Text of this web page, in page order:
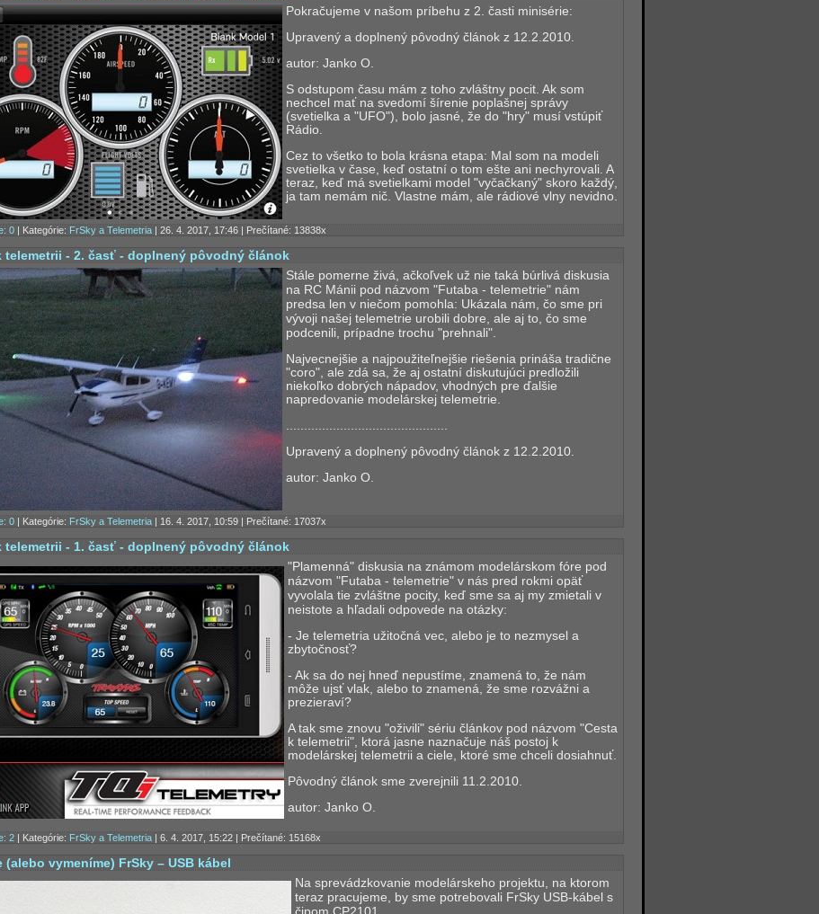
Pokračujeme v našom príbehu z 2. časti minisérie:
Upravený a doplnený pôvodný článok z 12.2.2010.
autor: Janko O.
S odstupom času mám z toho zvláštny pocit. Ak som
nechcel mať na svedomí šírenie poplašnej správy
(svetielka a "UFO"), bolo jasné, že do "hry" musí vstúpiť
Rádio.
Cez to všetko to bola krásna etapa: Mal som na modeli
svetielka v čase, keď ostatní o tom ešte ani nechyrovali. A
teraz, keď má svetielkami model "vyčačkaný" skoro každý,
ja tam nemám nič. Vlastne mám, ale rádiové vlny nevidno.
0 | Kategórie: FrSky a Telemetria | 26. 4. 2017, 17:46 | Prečítané: 13838x
telemetrii - 2. časť - doplnený pôvodný článok
Stále pomerne živá, ačkoľvek už nie taká búrlivá diskusia
na RC Mánii pod názvom "Futaba - telemetrie" nám
predsa len v niečom pomohla: Ukázala nám, čo sme pri
vývoji našej telemetrie urobili dobre, ale aj to, čo sme
podcenili, prípadne trochu "prehnali".
Najvecnejšie a najpoužiteľnejšie riešenia prináša tradične
"coro", ale zdá sa, že aj ostatní diskutujúci predložili
niekoľko dobrých nápadov, vhodných pre ďalšie
napredovanie modelárskej telemetrie.
.............................................
Upravený a doplnený pôvodný článok z 12.2.2010.
autor: Janko O.
0 | Kategórie: FrSky a Telemetria | 16. 4. 2017, 10:59 | Prečítané: 17037x
telemetrii - 1. časť - doplnený pôvodný článok
"Plamenná" diskusia na známom modelárskom fóre pod
názvom "Futaba - telemetrie" v nás pred rokmi opäť
vyvolala tie zvláštne pocity, keď sme sa aj my zmietali v
neistote a hľadali odpovede na otázky:
- Je telemetria užitočná vec, alebo je to nezmysel a
zbytočnosť?
- Ak sa do nej hneď nepustíme, znamená to, že nám
môže ujsť vlak, alebo to znamená, že sme rozvážni a
prezieraví?
A tak sme znovu "oživili" sériu článkov pod názvom "Cesta
k telemetrii", ktorá jasne naznačuje náš postoj k
modelárskej telemetrii a ciele, ktoré sme chceli dosiahnuť.
Pôvodný článok sme zverejnili 11.2.2010.
autor: Janko O.
2 | Kategórie: FrSky a Telemetria | 6. 4. 2017, 15:22 | Prečítané: 15168x
(alebo vymeníme) FrSky – USB kábel
Na sprevádzkovanie modelárskeho projektu, na ktorom
teraz pracujeme, by sme potrebovali FrSky USB-kábel s